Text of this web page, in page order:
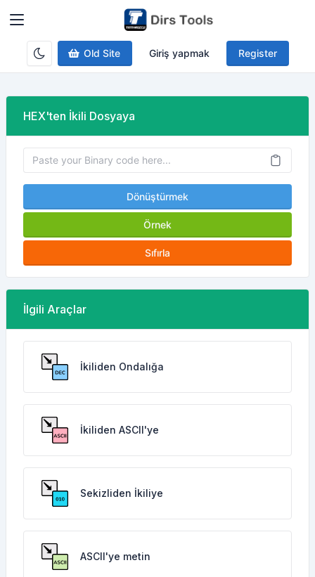
Old Site Giriş yapmak Register
HEX'ten İkili Dosyaya
Dönüştürmek
Örnek
Sıfırla
İlgili Araçlar
İkiliden Ondalığa
İkiliden ASCII'ye
Sekizliden İkiliye
ASCII'ye metin